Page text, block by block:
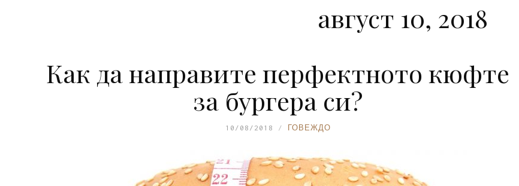
август 10, 2018
Как да направите перфектното кюфте
за бургера си?
10/08/2018 ГОВЕЖДО